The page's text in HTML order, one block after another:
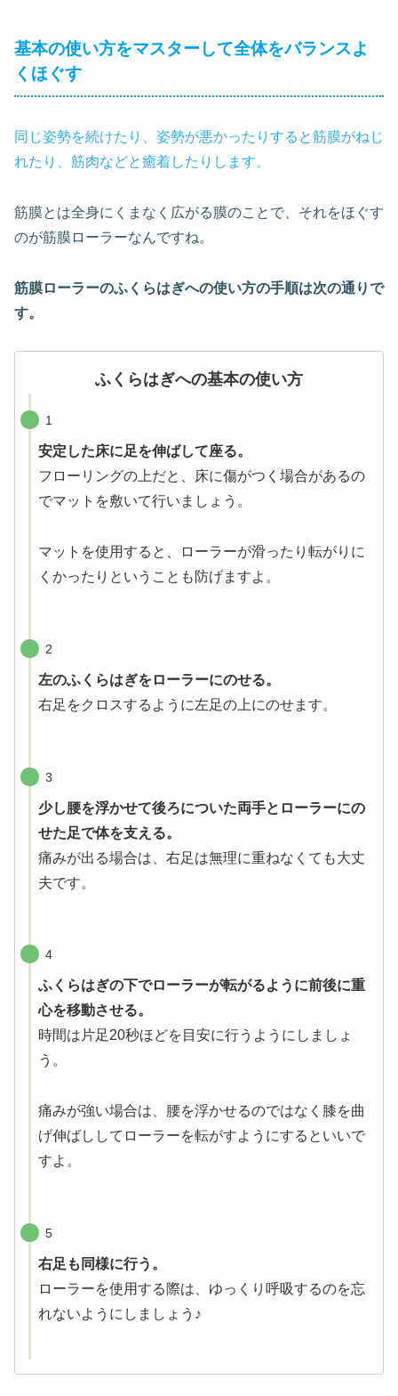
基本の使い方をマスターして全体をバランスよ
くほぐす
同じ姿勢を続けたり、姿勢が悪かったりすると筋膜がねじ
れたり、筋肉などと癒着したりします。
筋膜とは全身にくまなく広がる膜のことで、それをほぐす
のが筋膜ローラーなんですね。
筋膜ローラーのふくらはぎへの使い方の手順は次の通りで
す。
ふくらはぎへの基本の使い方
1
安定した床に足を伸ばして座る。
フローリングの上だと、床に傷がつく場合があるの
でマットを敷いて行いましょう。
マットを使用すると、ローラーが滑ったり転がりに
くかったりということも防げますよ。
2
左のふくらはぎをローラーにのせる。
右足をクロスするように左足の上にのせます。
3
少し腰を浮かせて後ろについた両手とローラーにの
せた足で体を支える。
痛みが出る場合は、右足は無理に重ねなくても大丈
夫です。
4
ふくらはぎの下でローラーが転がるように前後に重
心を移動させる。
時間は片足20秒ほどを目安に行うようにしましょ
う。
痛みが強い場合は、腰を浮かせるのではなく膝を曲
げ伸ばししてローラーを転がすようにするといいで
すよ。
5
右足も同様に行う。
ローラーを使用する際は、ゆっくり呼吸するのを忘
れないようにしましょう♪